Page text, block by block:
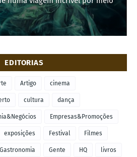
EDITORIAS
Artigo cinema
cultura dança
Empresas&Promoções
exposições Festival Filmes
Gastronomia Gente HQ livros